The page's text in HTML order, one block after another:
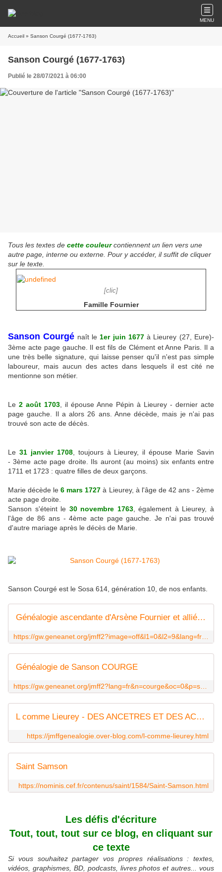
MENU
Accueil » Sanson Courgé (1677-1763)
Sanson Courgé (1677-1763)
Publié le 28/07/2021 à 06:00
Tous les textes de cette couleurcontiennent un lien vers une
autre page, interne ou externe. Pour y accéder, il suffit de cliquer
sur le texte.
[clic]
Famille Fournier
Sanson Courgé naît le 1er juin 1677à Lieurey (27, Eure)-
3ème acte page gauche. Il est fils de Clément et Anne Paris. Il a
une très belle signature, qui laisse penser qu'il n'est pas simple
laboureur, mais aucun des actes dans lesquels il est cité ne
mentionne son métier.
Le 2 août 1703 , il épouse Anne Pépin à Lieurey - dernier acte
page gauche. Il a alors 26 ans. Anne décède, mais je n'ai pas
trouvé son acte de décès.
Le 31 janvier 1708, toujours à Lieurey, il épouse Marie Savin
- 3ème acte page droite. Ils auront (au moins) six enfants entre
1711 et 1723 : quatre filles de deux garçons.
Marie décède le6 mars 1727 à Lieurey, à l'âge de 42 ans - 2ème
acte page droite.
Sanson s'éteint le 30 novembre 1763, également à Lieurey, à
l'âge de 86 ans - 4ème acte page gauche. Je n'ai pas trouvé
d'autre mariage après le décès de Marie.
Sanson Courgé est le Sosa 614, génération 10, de nos enfants.
Généalogie ascendante d'Arsène Fournier et alliés ... - Geneanet
Généalogie de Sanson COURGE
L comme Lieurey - DES ANCETRES ET DES ACTES
https://jmffgenealogie.over-blog.com/l-comme-lieurey.html
Saint Samson
https://nominis.cef.fr/contenus/saint/1584/Saint-Samson.html
Les défis d'écriture
Tout, tout, tout sur ce blog, en cliquant sur
ce texte
Si vous souhaitez partager vos propres réalisations : textes,
vidéos, graphismes, BD, podcasts, livres photos et autres... vous